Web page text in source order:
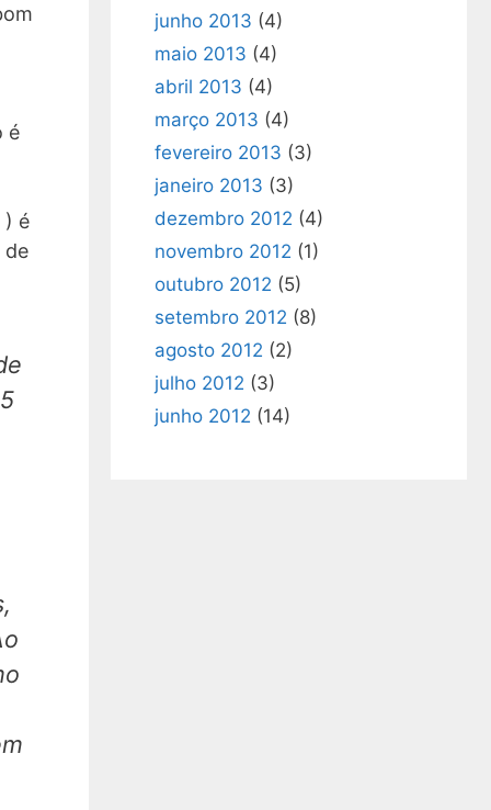
é
) é
de
junho 2013 (4)
maio 2013 (4)
abril 2013 (4)
março 2013 (4)
fevereiro 2013 (3)
janeiro 2013 (3)
dezembro 2012 (4)
novembro 2012 (1)
outubro 2012 (5)
setembro 2012 (8)
agosto 2012 (2)
julho 2012 (3)
junho 2012 (14)